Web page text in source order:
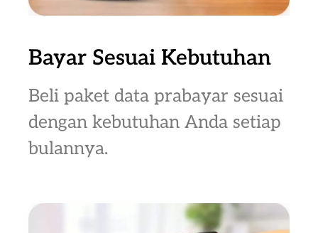
Bayar Sesuai Kebutuhan
Beli paket data prabayar sesuai
dengan kebutuhan Anda setiap
bulannya.